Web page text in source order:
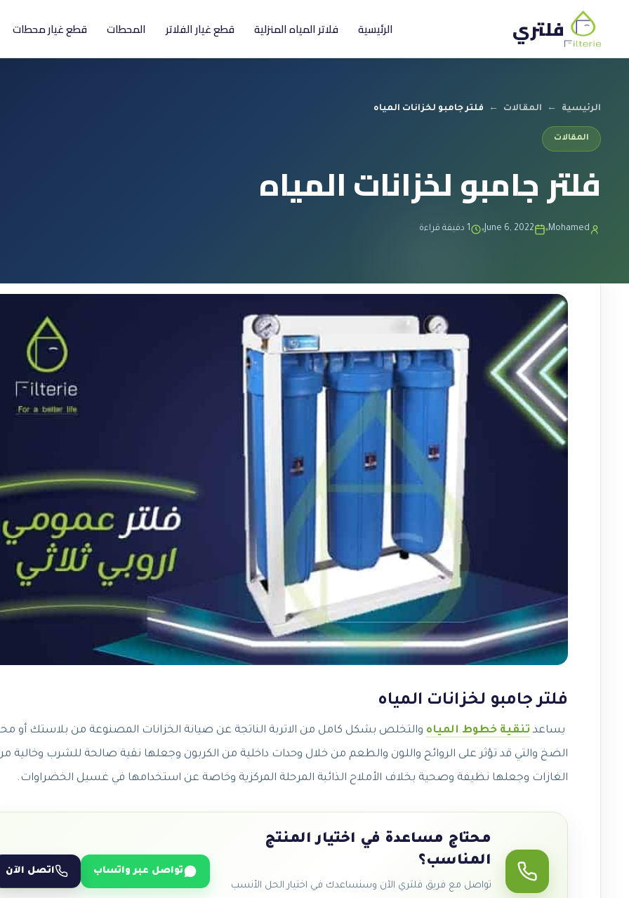
فلتري الرئيسية فلاتر المياه المنزلية قطع غيار الفلاتر المحطات قطع غيار محطات
الرئيسية ← المقالات ← فلتر جامبو لخزانات المياه
المقالات
فلتر جامبو لخزانات المياه
Mohamed
June 6, 2022 1 دقيقة قراءة
فلتر جامبو لخزانات المياه
يساعد تنقية خطوط المياه والتخلص بشكل كامل من الاتربة الناتجة عن صيانة الخزانات المصنوعة من بلاستك أو
الضخ والتي قد تؤثر على الروائح واللون والطعم من خلال وحدات داخلية من الكربون وجعلها نقية صالحة للشرب وخالية
الغازات وجعلها نظيفة وصحية بخلاف الأملاح الذائبة المرحلة المركزية وخاصة عن استخدامها في غسيل الخضراوات.
محتاج مساعدة في اختيار المنتج
المناسب؟
تواصل مع فريق فلتري الآن وسنساعدك في اختيار الحل الأنسب
تواصل عبر واتساب اتصل الآن